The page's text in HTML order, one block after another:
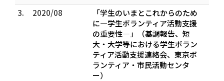
3.
2020/08
「学生のいまとこれからのため
に―学生ボランティア活動支援
の重要性―」（基調報告、短
大・大学等における学生ボラン
ティア活動支援連絡会、東京ボ
ランティア・市民活動センタ
ー）